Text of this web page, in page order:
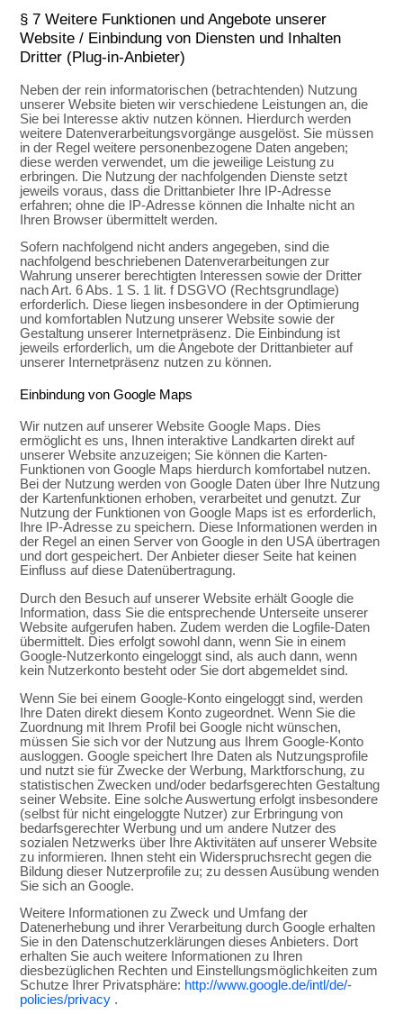
§ 7 Weitere Funktionen und Angebote unserer
Website / Einbindung von Diensten und Inhalten
Dritter (Plug-in-Anbieter)
Neben der rein informatorischen (betrachtenden) Nutzung
unserer Website bieten wir verschiedene Leistungen an, die
Sie bei Interesse aktiv nutzen können. Hierdurch werden
weitere Datenverarbeitungsvorgänge ausgelöst. Sie müssen
in der Regel weitere personenbezogene Daten angeben;
diese werden verwendet, um die jeweilige Leistung zu
erbringen. Die Nutzung der nachfolgenden Dienste setzt
jeweils voraus, dass die Drittanbieter Ihre IP-Adresse
erfahren; ohne die IP-Adresse können die Inhalte nicht an
Ihren Browser übermittelt werden.
Sofern nachfolgend nicht anders angegeben, sind die
nachfolgend beschriebenen Datenverarbeitungen zur
Wahrung unserer berechtigten Interessen sowie der Dritter
nach Art. 6 Abs. 1 S. 1 lit. f DSGVO (Rechtsgrundlage)
erforderlich. Diese liegen insbesondere in der Optimierung
und komfortablen Nutzung unserer Website sowie der
Gestaltung unserer Internetpräsenz. Die Einbindung ist
jeweils erforderlich, um die Angebote der Drittanbieter auf
unserer Internetpräsenz nutzen zu können.
Einbindung von Google Maps
Wir nutzen auf unserer Website Google Maps. Dies
ermöglicht es uns, Ihnen interaktive Landkarten direkt auf
unserer Website anzuzeigen; Sie können die Karten-
Funktionen von Google Maps hierdurch komfortabel nutzen.
Bei der Nutzung werden von Google Daten über Ihre Nutzung
der Kartenfunktionen erhoben, verarbeitet und genutzt. Zur
Nutzung der Funktionen von Google Maps ist es erforderlich,
Ihre IP-Adresse zu speichern. Diese Informationen werden in
der Regel an einen Server von Google in den USA übertragen
und dort gespeichert. Der Anbieter dieser Seite hat keinen
Einfluss auf diese Datenübertragung.
Durch den Besuch auf unserer Website erhält Google die
Information, dass Sie die entsprechende Unterseite unserer
Website aufgerufen haben. Zudem werden die Logfile-Daten
übermittelt. Dies erfolgt sowohl dann, wenn Sie in einem
Google-Nutzerkonto eingeloggt sind, als auch dann, wenn
kein Nutzerkonto besteht oder Sie dort abgemeldet sind.
Wenn Sie bei einem Google-Konto eingeloggt sind, werden
Ihre Daten direkt diesem Konto zugeordnet. Wenn Sie die
Zuordnung mit Ihrem Profil bei Google nicht wünschen,
müssen Sie sich vor der Nutzung aus Ihrem Google-Konto
ausloggen. Google speichert Ihre Daten als Nutzungsprofile
und nutzt sie für Zwecke der Werbung, Marktforschung, zu
statistischen Zwecken und/oder bedarfsgerechten Gestaltung
seiner Website. Eine solche Auswertung erfolgt insbesondere
(selbst für nicht eingeloggte Nutzer) zur Erbringung von
bedarfsgerechter Werbung und um andere Nutzer des
sozialen Netzwerks über Ihre Aktivitäten auf unserer Website
zu informieren. Ihnen steht ein Widerspruchsrecht gegen die
Bildung dieser Nutzerprofile zu; zu dessen Ausübung wenden
Sie sich an Google.
Weitere Informationen zu Zweck und Umfang der
Datenerhebung und ihrer Verarbeitung durch Google erhalten
Sie in den Datenschutzerklärungen dieses Anbieters. Dort
erhalten Sie auch weitere Informationen zu Ihren
diesbezüglichen Rechten und Einstellungsmöglichkeiten zum
Schutze Ihrer Privatsphäre: http://www.google.de/intl/de/­
policies/privacy .